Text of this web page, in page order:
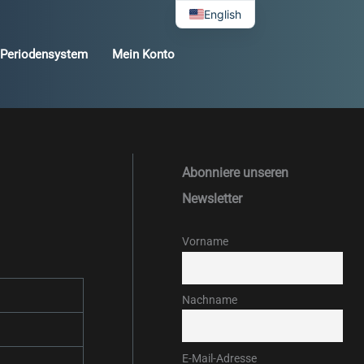
Periodensystem Mein Konto
Abonniere unseren
Newsletter
Vorname
Nachname
E-Mail-Adresse
English